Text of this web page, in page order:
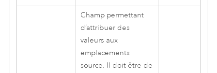
Champ permettant
d’attribuer des
valeurs aux
emplacements
source. Il doit être de